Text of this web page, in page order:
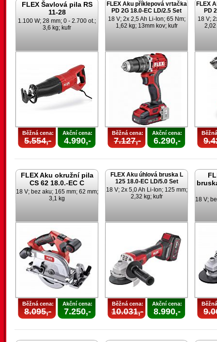
FLEX Šavlová pila RS
11-28
1.100 W; 28 mm; 0 - 2.700 ot.;
3,6 kg; kufr
Běžná cena:
5.554,-
Akční cena:
4.990,-
FLEX Aku příklepová vrtačka
PD 2G 18.0-EC LD/2.5 Set
18 V; 2x 2,5 Ah Li-Ion; 65 Nm;
1,62 kg; 13mm kov; kufr
Běžná cena:
7.127,-
Akční cena:
6.290,-
FLEX
PD
18 V;
2,02
FLEX Aku okružní pila
CS 62 18.0.-EC C
18 V; bez aku; 165 mm; 62 mm;
3,1 kg
Běžná cena:
8.095,-
Akční cena:
7.250,-
FLEX Aku úhlová bruska L
125 18.0-EC LD/5.0 Set
18 V; 2x 5,0 Ah Li-Ion; 125 mm;
2,32 kg; kufr
Běžná cena:
10.031,-
Akční cena:
8.990,-
18 V;